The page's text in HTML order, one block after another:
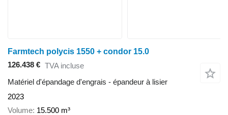
Farmtech polycis 1550 + condor 15.0
126.438 € TVA incluse
Matériel d'épandage d'engrais - épandeur à lisier
2023
Volume 15.500 m³